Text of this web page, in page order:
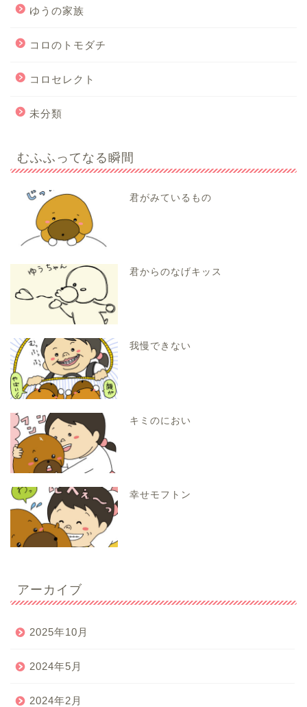
ゆうの家族
コロのトモダチ
コロセレクト
未分類
むふふってなる瞬間
君がみているもの
君からのなげキッス
我慢できない
キミのにおい
幸せモフトン
アーカイブ
2025年10月
2024年5月
2024年2月